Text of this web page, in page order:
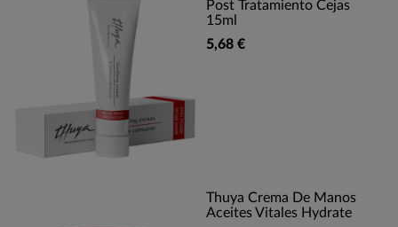
Post Tratamiento Cejas
15ml
5,68 €
Thuya Crema De Manos
Aceites Vitales Hydrate